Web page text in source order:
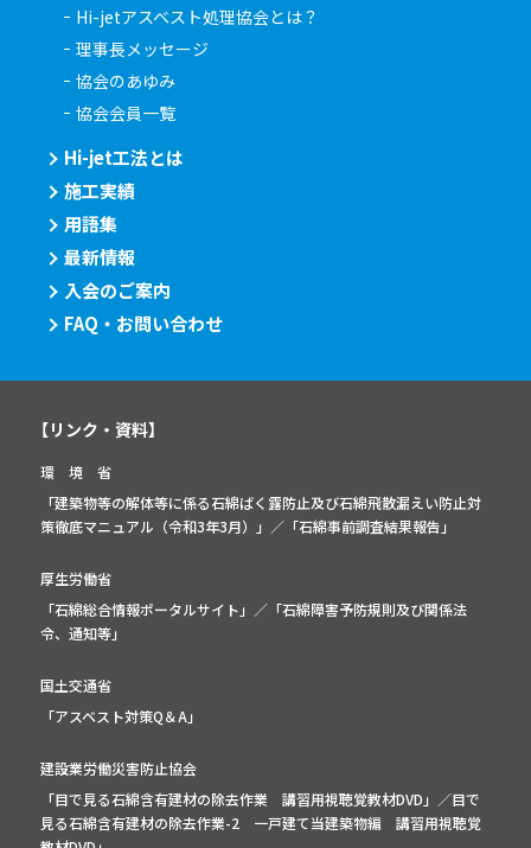
Hi-jetアスベスト処理協会とは？
理事長メッセージ
協会のあゆみ
協会会員一覧
Hi-jet工法とは
施工実績
用語集
最新情報
入会のご案内
FAQ・お問い合わせ
【リンク・資料】
環 境 省
「建築物等の解体等に係る石綿ばく露防止及び石綿飛散漏えい防止対
策徹底マニュアル（令和3年3月）」 ／「石綿事前調査結果報告」
厚生労働省
「石綿総合情報ポータルサイト」 ／「石綿障害予防規則及び関係法
令、通知等」
国土交通省
「アスベスト対策Q＆A」
建設業労働災害防止協会
「目で見る石綿含有建材の除去作業 講習用視聴覚教材DVD」／目で
見る石綿含有建材の除去作業-2 一戸建て当建築物編 講習用視聴覚